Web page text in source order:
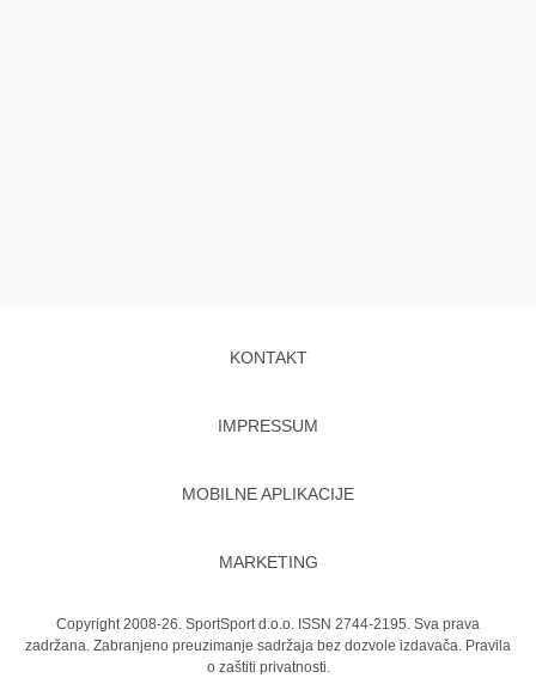
KONTAKT
IMPRESSUM
MOBILNE APLIKACIJE
MARKETING
Copyright 2008-26. SportSport d.o.o. ISSN 2744-2195. Sva prava
zadržana. Zabranjeno preuzimanje sadržaja bez dozvole izdavača. Pravila
o zaštiti privatnosti.